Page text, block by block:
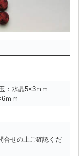
：水晶5×3ｍｍ
ｍｍ
合せの上ご確認くだ